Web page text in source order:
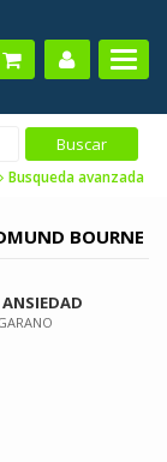
Busqueda avanzada
BOURNE